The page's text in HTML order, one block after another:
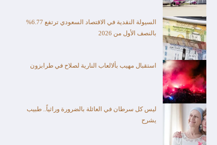
السيولة النقدية في الاقتصاد السعودي ترتفع 6.77%
بالنصف الأول من 2026
استقبال مهيب بألالعاب النارية لصلاح في طرابزون
ليس كل سرطان في العائلة بالضرورة وراثياً.. طبيب
يشرح